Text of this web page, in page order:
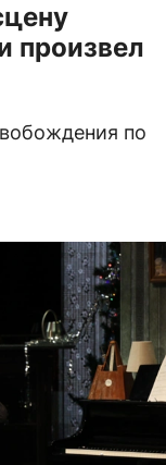
произвел
по